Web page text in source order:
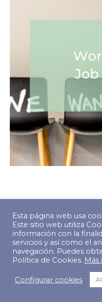
© Copyright 2022 The
Esta página web usa
Este sitio web utiliza
información con la
servicios y así como el
navegación. Puedes
Política de Cookies.
Configurar cookies